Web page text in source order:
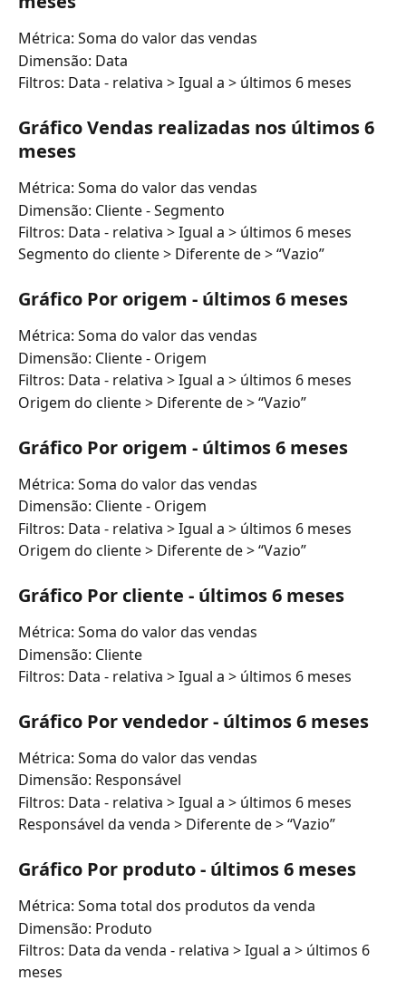
Métrica: Soma do valor das vendas
Dimensão: Data
Filtros: Data - relativa > Igual a > últimos 6 meses
Gráfico Vendas realizadas nos últimos 6
meses
Métrica: Soma do valor das vendas
Dimensão: Cliente - Segmento
Filtros: Data - relativa > Igual a > últimos 6 meses
Segmento do cliente > Diferente de > “Vazio”
Gráfico Por origem - últimos 6 meses
Métrica: Soma do valor das vendas
Dimensão: Cliente - Origem
Filtros: Data - relativa > Igual a > últimos 6 meses
Origem do cliente > Diferente de > “Vazio”
Gráfico Por origem - últimos 6 meses
Métrica: Soma do valor das vendas
Dimensão: Cliente - Origem
Filtros: Data - relativa > Igual a > últimos 6 meses
Origem do cliente > Diferente de > “Vazio”
Gráfico Por cliente - últimos 6 meses
Métrica: Soma do valor das vendas
Dimensão: Cliente
Filtros: Data - relativa > Igual a > últimos 6 meses
Gráfico Por vendedor - últimos 6 meses
Métrica: Soma do valor das vendas
Dimensão: Responsável
Filtros: Data - relativa > Igual a > últimos 6 meses
Responsável da venda > Diferente de > “Vazio”
Gráfico Por produto - últimos 6 meses
Métrica: Soma total dos produtos da venda
Dimensão: Produto
Filtros: Data da venda - relativa > Igual a > últimos 6
meses